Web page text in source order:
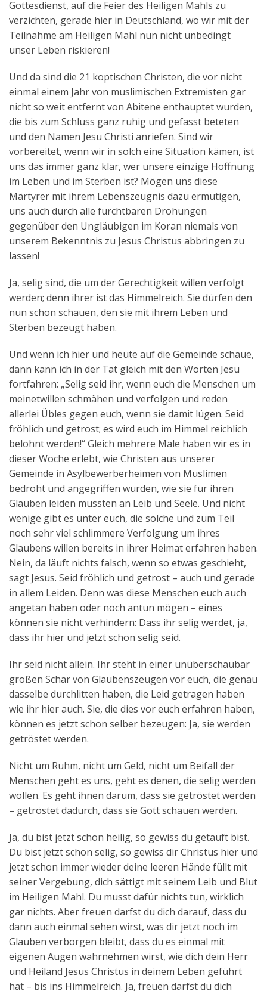
Gottesdienst, auf die Feier des Heiligen Mahls zu
verzichten, gerade hier in Deutschland, wo wir mit der
Teilnahme am Heiligen Mahl nun nicht unbedingt
unser Leben riskieren!
Und da sind die 21 koptischen Christen, die vor nicht
einmal einem Jahr von muslimischen Extremisten gar
nicht so weit entfernt von Abitene enthauptet wurden,
die bis zum Schluss ganz ruhig und gefasst beteten
und den Namen Jesu Christi anriefen. Sind wir
vorbereitet, wenn wir in solch eine Situation kämen, ist
uns das immer ganz klar, wer unsere einzige Hoffnung
im Leben und im Sterben ist? Mögen uns diese
Märtyrer mit ihrem Lebenszeugnis dazu ermutigen,
uns auch durch alle furchtbaren Drohungen
gegenüber den Ungläubigen im Koran niemals von
unserem Bekenntnis zu Jesus Christus abbringen zu
lassen!
Ja, selig sind, die um der Gerechtigkeit willen verfolgt
werden; denn ihrer ist das Himmelreich. Sie dürfen den
nun schon schauen, den sie mit ihrem Leben und
Sterben bezeugt haben.
Und wenn ich hier und heute auf die Gemeinde schaue,
dann kann ich in der Tat gleich mit den Worten Jesu
fortfahren: „Selig seid ihr, wenn euch die Menschen um
meinetwillen schmähen und verfolgen und reden
allerlei Übles gegen euch, wenn sie damit lügen. Seid
fröhlich und getrost; es wird euch im Himmel reichlich
belohnt werden!“ Gleich mehrere Male haben wir es in
dieser Woche erlebt, wie Christen aus unserer
Gemeinde in Asylbewerberheimen von Muslimen
bedroht und angegriffen wurden, wie sie für ihren
Glauben leiden mussten an Leib und Seele. Und nicht
wenige gibt es unter euch, die solche und zum Teil
noch sehr viel schlimmere Verfolgung um ihres
Glaubens willen bereits in ihrer Heimat erfahren haben.
Nein, da läuft nichts falsch, wenn so etwas geschieht,
sagt Jesus. Seid fröhlich und getrost – auch und gerade
in allem Leiden. Denn was diese Menschen euch auch
angetan haben oder noch antun mögen – eines
können sie nicht verhindern: Dass ihr selig werdet, ja,
dass ihr hier und jetzt schon selig seid.
Ihr seid nicht allein. Ihr steht in einer unüberschaubar
großen Schar von Glaubenszeugen vor euch, die genau
dasselbe durchlitten haben, die Leid getragen haben
wie ihr hier auch. Sie, die dies vor euch erfahren haben,
können es jetzt schon selber bezeugen: Ja, sie werden
getröstet werden.
Nicht um Ruhm, nicht um Geld, nicht um Beifall der
Menschen geht es uns, geht es denen, die selig werden
wollen. Es geht ihnen darum, dass sie getröstet werden
– getröstet dadurch, dass sie Gott schauen werden.
Ja, du bist jetzt schon heilig, so gewiss du getauft bist.
Du bist jetzt schon selig, so gewiss dir Christus hier und
jetzt schon immer wieder deine leeren Hände füllt mit
seiner Vergebung, dich sättigt mit seinem Leib und Blut
im Heiligen Mahl. Du musst dafür nichts tun, wirklich
gar nichts. Aber freuen darfst du dich darauf, dass du
dann auch einmal sehen wirst, was dir jetzt noch im
Glauben verborgen bleibt, dass du es einmal mit
eigenen Augen wahrnehmen wirst, wie dich dein Herr
und Heiland Jesus Christus in deinem Leben geführt
hat – bis ins Himmelreich. Ja, freuen darfst du dich